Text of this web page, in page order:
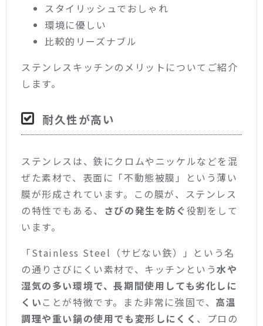
スタイリッシュでおしゃれ
環境に優しい
比較的リーズナブル
ステンレスキッチンのメリットについてご紹介
します。
耐久性が高い
ステンレスは、鉄にクロムやニッケルなどを混
ぜた素材で、表面に「不動態被膜」という薄い
膜が形成されています。この膜が、ステンレス
の特性でもある、 さびの発生を防ぐ役割をして
います。
「Stainless Steel（サビない鉄）」という名
の通りさびにくい素材で、キッチンという水や
湿気の多い環境で、長期間使用しても劣化しに
くい ことが特徴です。また非常に強固で、 高温
調理や重い鍋の使用でも変形しにくく 、プロの